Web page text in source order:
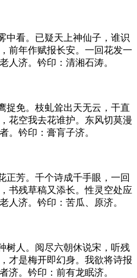
中看。已疑天上神仙子，谁识
前年作赋报长安。一回花发一
人济。钤印：清湘石涛。
捉免。枝虬耸出天无云，干直
花空我去花谁护。东风切莫漫
。钤印：膏肓子济。
正芳。千个诗成千手眼，一回
书残草稿又添长。性灵空处应
人济。钤印：苦瓜、原济。
树人。阅尽六朝休说宋，听残
才是梅开即幻身。我欲将诗报
济。钤印：前有龙眠济。